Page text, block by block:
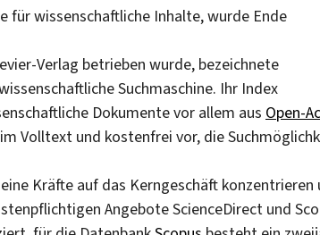
für wissenschaftliche Inhalte, wurde Ende
Verlag betrieben wurde, bezeichnete
Suchmaschine. Ihr Index
Dokumente vor allem aus Open-
Volltext und kostenfrei vor, die
Kräfte auf das Kerngeschäft
Angebote ScienceDirect und